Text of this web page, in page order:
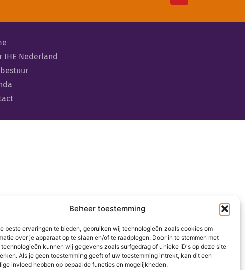
Beheer toestemming
beste ervaringen te bieden, gebruiken wij technologieën zoals cookies om
over je apparaat op te slaan en/of te raadplegen. Door in te stemmen met
kunnen wij gegevens zoals surfgedrag of unieke ID's op deze site
Als je geen toestemming geeft of uw toestemming intrekt, kan dit een
invloed hebben op bepaalde functies en mogelijkheden.
IHE Nederland